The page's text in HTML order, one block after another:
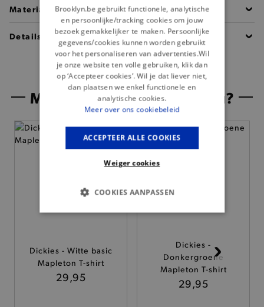
Materiaal
Details
Misschien is dit iets voor jou?
Dickies - Witte basic
Mapleton T-shirt
29,95
Dickies -
Donkergroene
Mapleton T-shirt
29,95
Brooklyn.be gebruikt functionele, analytische
en persoonlijke/tracking cookies om jouw
bezoek gemakkelijker te maken. Persoonlijke
gegevens/cookies kunnen worden gebruikt
voor het personaliseren van advertenties.Wil
je onze website ten volle gebruiken, klik dan
op ‘Accepteer cookies’. Wil je dat liever niet,
dan plaatsen we enkel functionele en
analytische cookies.
Meer over ons cookiebeleid
ACCEPTEER ALLE COOKIES
Weiger cookies
COOKIES AANPASSEN
BASIS COOKIES
TARGETING